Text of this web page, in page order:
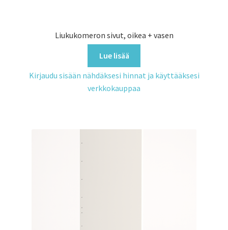
Liukukomeron sivut, oikea + vasen
Lue lisää
Kirjaudu sisään nähdäksesi hinnat ja käyttääksesi
verkkokauppaa